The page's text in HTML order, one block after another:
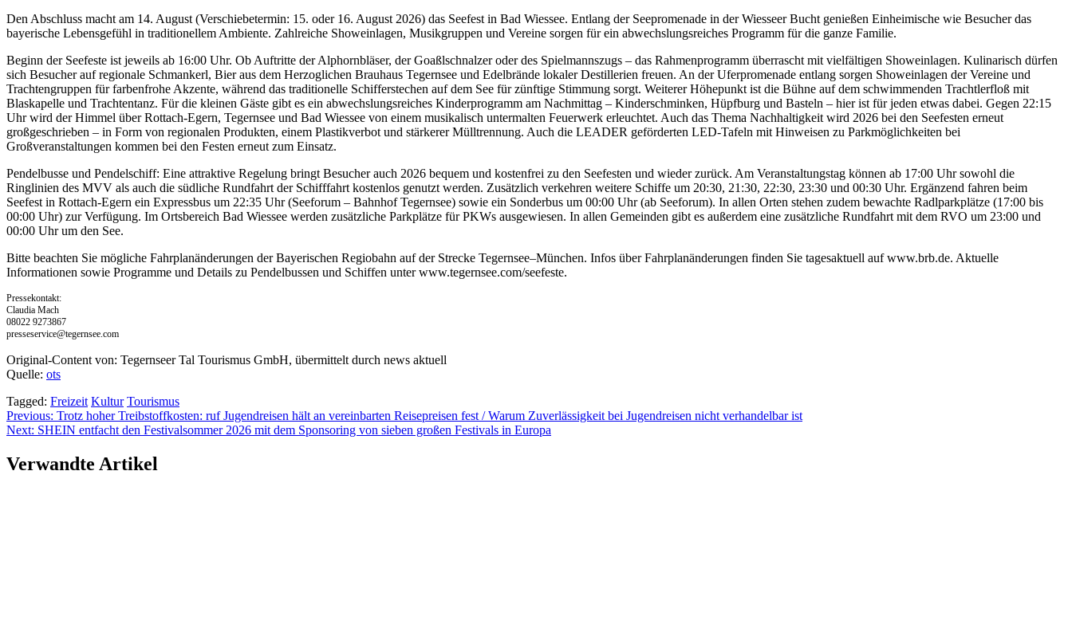
Den Abschluss macht am 14. August (Verschiebetermin: 15. oder 16. August 2026) das Seefest in Bad Wiessee. Entlang der Seepromenade in der Wiesseer Bucht genießen Einheimische wie Besucher das
bayerische Lebensgefühl in traditionellem Ambiente. Zahlreiche Showeinlagen, Musikgruppen und Vereine sorgen für ein abwechslungsreiches Programm für die ganze Familie.
Beginn der Seefeste ist jeweils ab 16:00 Uhr. Ob Auftritte der Alphornbläser, der Goaßlschnalzer oder des Spielmannszugs – das Rahmenprogramm überrascht mit vielfältigen Showeinlagen. Kulinarisch dürfen
sich Besucher auf regionale Schmankerl, Bier aus dem Herzoglichen Brauhaus Tegernsee und Edelbrände lokaler Destillerien freuen. An der Uferpromenade entlang sorgen Showeinlagen der Vereine und
Trachtengruppen für farbenfrohe Akzente, während das traditionelle Schifferstechen auf dem See für zünftige Stimmung sorgt. Weiterer Höhepunkt ist die Bühne auf dem schwimmenden Trachtlerfloß mit
Blaskapelle und Trachtentanz. Für die kleinen Gäste gibt es ein abwechslungsreiches Kinderprogramm am Nachmittag – Kinderschminken, Hüpfburg und Basteln – hier ist für jeden etwas dabei. Gegen 22:15
Uhr wird der Himmel über Rottach-Egern, Tegernsee und Bad Wiessee von einem musikalisch untermalten Feuerwerk erleuchtet. Auch das Thema Nachhaltigkeit wird 2026 bei den Seefesten erneut
großgeschrieben – in Form von regionalen Produkten, einem Plastikverbot und stärkerer Mülltrennung. Auch die LEADER geförderten LED-Tafeln mit Hinweisen zu Parkmöglichkeiten bei
Großveranstaltungen kommen bei den Festen erneut zum Einsatz.
Pendelbusse und Pendelschiff: Eine attraktive Regelung bringt Besucher auch 2026 bequem und kostenfrei zu den Seefesten und wieder zurück. Am Veranstaltungstag können ab 17:00 Uhr sowohl die
Ringlinien des MVV als auch die südliche Rundfahrt der Schifffahrt kostenlos genutzt werden. Zusätzlich verkehren weitere Schiffe um 20:30, 21:30, 22:30, 23:30 und 00:30 Uhr. Ergänzend fahren beim
Seefest in Rottach-Egern ein Expressbus um 22:35 Uhr (Seeforum – Bahnhof Tegernsee) sowie ein Sonderbus um 00:00 Uhr (ab Seeforum). In allen Orten stehen zudem bewachte Radlparkplätze (17:00 bis
00:00 Uhr) zur Verfügung. Im Ortsbereich Bad Wiessee werden zusätzliche Parkplätze für PKWs ausgewiesen. In allen Gemeinden gibt es außerdem eine zusätzliche Rundfahrt mit dem RVO um 23:00 und
00:00 Uhr um den See.
Bitte beachten Sie mögliche Fahrplanänderungen der Bayerischen Regiobahn auf der Strecke Tegernsee–München. Infos über Fahrplanänderungen finden Sie tagesaktuell auf www.brb.de. Aktuelle
Informationen sowie Programme und Details zu Pendelbussen und Schiffen unter www.tegernsee.com/seefeste.
Pressekontakt:
Claudia Mach
08022 9273867
presseservice@tegernsee.com
Original-Content von: Tegernseer Tal Tourismus GmbH, übermittelt durch news aktuell
Quelle: ots
Tagged: Freizeit Kultur Tourismus
Beitragsnavigation
Previous: Trotz hoher Treibstoffkosten: ruf Jugendreisen hält an vereinbarten Reisepreisen fest / Warum Zuverlässigkeit bei Jugendreisen nicht verhandelbar ist
Next: SHEIN entfacht den Festivalsommer 2026 mit dem Sponsoring von sieben großen Festivals in Europa
Verwandte Artikel